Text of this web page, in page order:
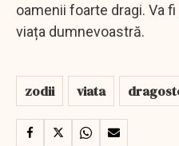
oamenii foarte dragi. Va
viața dumnevoastră.
zodii viata